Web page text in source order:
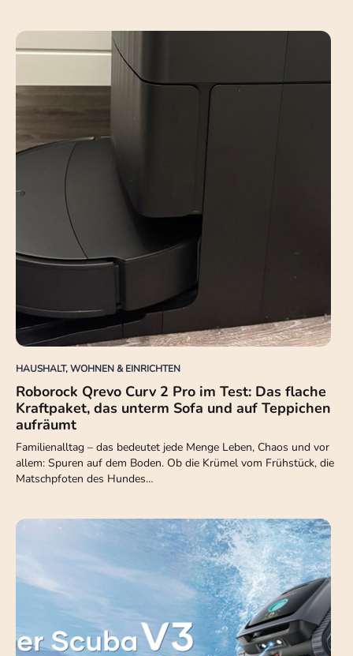
HAUSHALT, WOHNEN & EINRICHTEN
Roborock Qrevo Curv 2 Pro im Test: Das flache
Kraftpaket, das unterm Sofa und auf Teppichen
aufräumt
Familienalltag – das bedeutet jede Menge Leben, Chaos und vor
allem: Spuren auf dem Boden. Ob die Krümel vom Frühstück, die
Matschpfoten des Hundes…